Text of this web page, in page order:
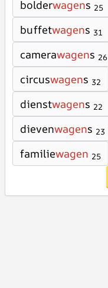
bolderwagens 25
buffetwagens 31
camerawagens 26
circuswagens 32
dienstwagens 22
dievenwagens 23
familiewagen 25